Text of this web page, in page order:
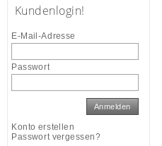
Kundenlogin!
E-Mail-Adresse
Passwort
Anmelden
Konto erstellen
Passwort vergessen?